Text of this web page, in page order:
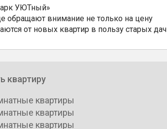
УЮТный»
обращают внимание не только на цену
от новых квартир в пользу старых дач
квартиру
квартиры
квартиры
квартиры